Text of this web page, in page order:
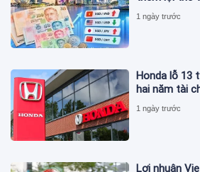
1 ngày trước
Honda lỗ 13
hai năm tài
1 ngày trước
Lợi nhuận